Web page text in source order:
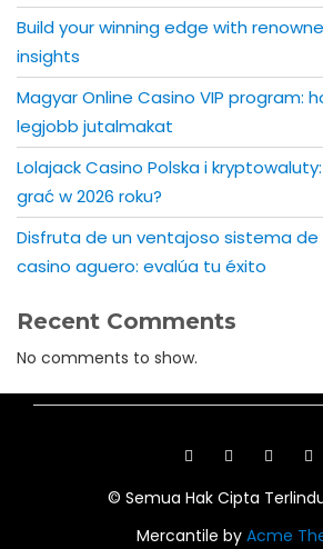
Build your winning edge with
insights
Magyar Online Casino VIP program:
legjobb jutalmakat
Lolajack Casino Polska i
grać w 2026 roku?
Disfruta de un ventajoso sistema
casino aguero: evalúa tu éxito
Recent Comments
No comments to show.
https://vliblogi.emu.ee/
https://loja2.cmbbrasil.com.br/
© Semua Hak Cipta
Mercantile by Acme